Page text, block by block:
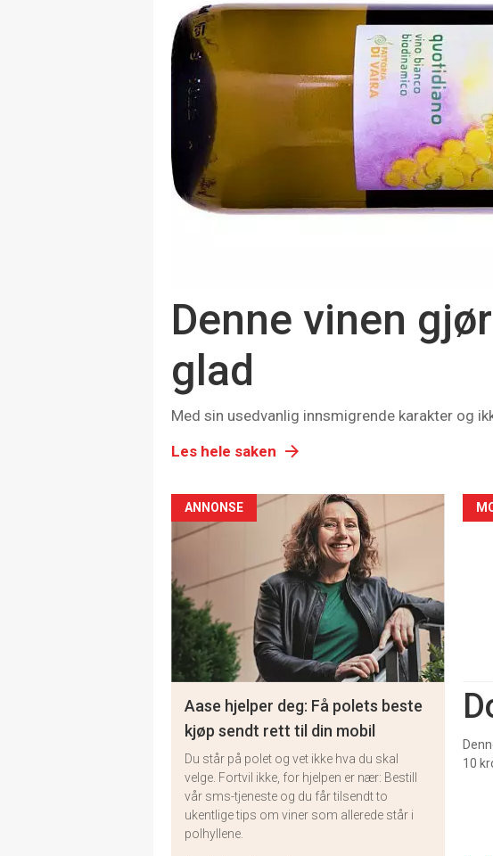
Denne vinen
glad
Med sin usedvanlig innsmigrende karakter og
Les hele saken
10
ANNONSE
Aase hjelper deg: Få polets beste
kjøp sendt rett til din mobil
Du står på polet og vet ikke hva du skal
velge. Fortvil ikke, for hjelpen er nær: Bestill
vår sms-tjeneste og du får tilsendt to
ukentlige tips om viner som allerede står i
polhyllene.